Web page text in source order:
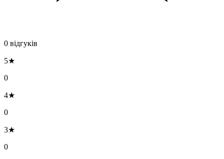
0 відгуків
5★
0
4★
0
3★
0